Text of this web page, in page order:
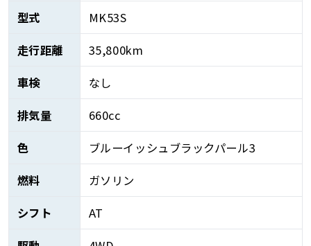
型式
MK53S
走行距離
35,800km
車検
なし
排気量
660cc
色
ブルーイッシュブラックパール3
燃料
ガソリン
シフト
AT